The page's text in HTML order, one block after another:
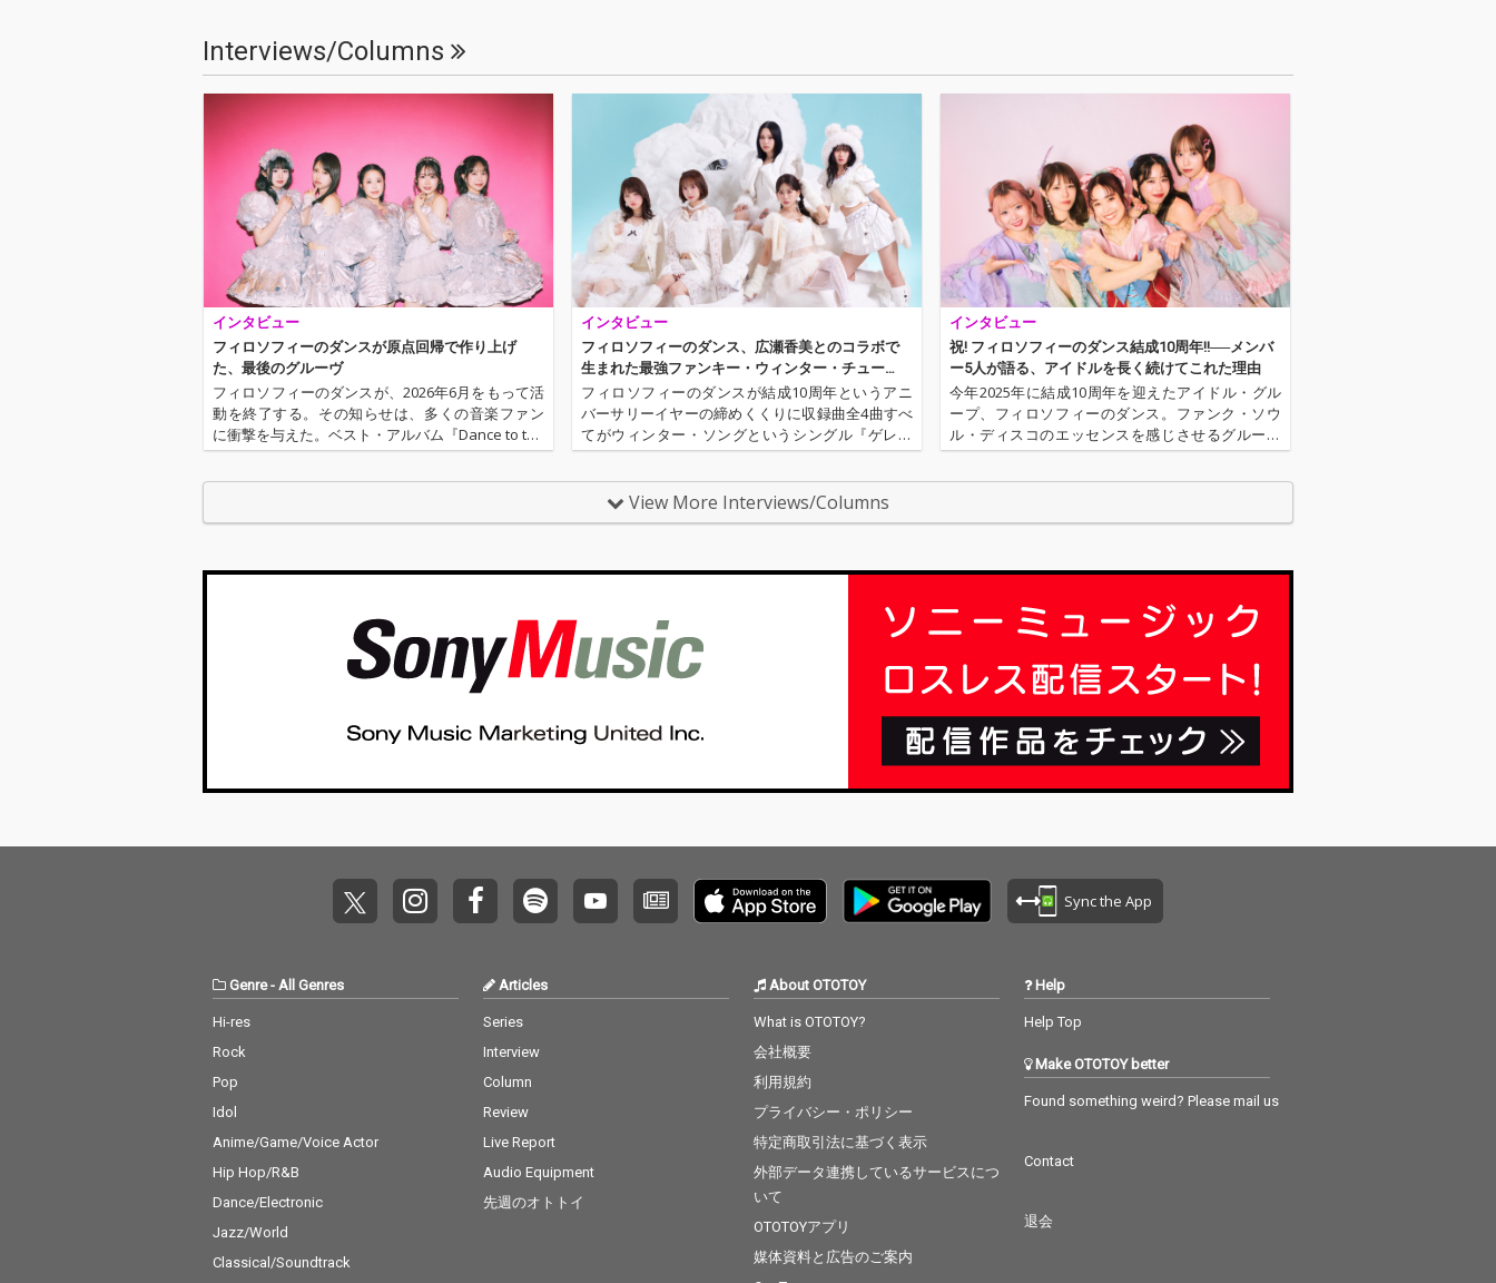
Interviews/Columns
インタビュー
フィロソフィーのダンスが原点回帰で作り上げ
た、最後のグルーヴ
フィロソフィーのダンスが、2026年6月をもって活
動を終了する。その知らせは、多くの音楽ファン
に衝撃を与えた。ベスト・アルバム『Dance to the
Music～Journey with Philosophy no Dance～』に
インタビュー
フィロソフィーのダンス、広瀬香美とのコラボで
生まれた最強ファンキー・ウィンター・チュー
ン！
フィロソフィーのダンスが結成10周年というアニ
バーサリーイヤーの締めくくりに収録曲全4曲すべ
てがウィンター・ソングというシングル『ゲレン
デ・ファンキー・ラブ』をリリースする。広瀬香
ング現場での奮闘や、冬の感情を…
インタビュー
祝! フィロソフィーのダンス結成10周年!!──メンバ
ー5人が語る、アイドルを長く続けてこれた理由
今年2025年に結成10周年を迎えたアイドル・グル
ープ、フィロソフィーのダンス。ファンク・ソウ
ル・ディスコのエッセンスを感じさせるグルーヴ
ィーなサウンドを軸にこれまで活動してきた彼女
View More Interviews/Columns
Sync the App
Genre- All Genres
Hi-res
Rock
Pop
Idol
Anime/Game/Voice Actor
Hip Hop/R&B
Dance/Electronic
Jazz/World
Classical/Soundtrack
Articles
Series
Interview
Column
Review
Live Report
Audio Equipment
先週のオトトイ
About OTOTOY
What is OTOTOY?
会社概要
利用規約
プライバシー・ポリシー
特定商取引法に基づく表示
外部データ連携しているサービスにつ
いて
OTOTOYアプリ
媒体資料と広告のご案内
Help
Help Top
Make OTOTOY better
Found something weird? Please mail us
Contact
退会